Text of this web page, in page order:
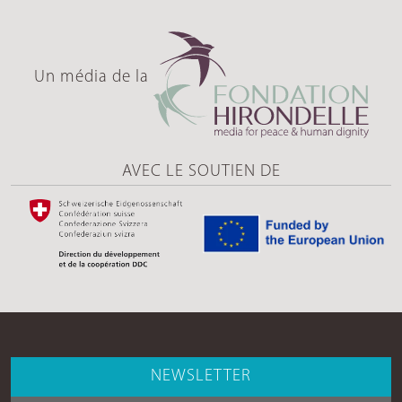
Un média de la
AVEC LE SOUTIEN DE
NEWSLETTER